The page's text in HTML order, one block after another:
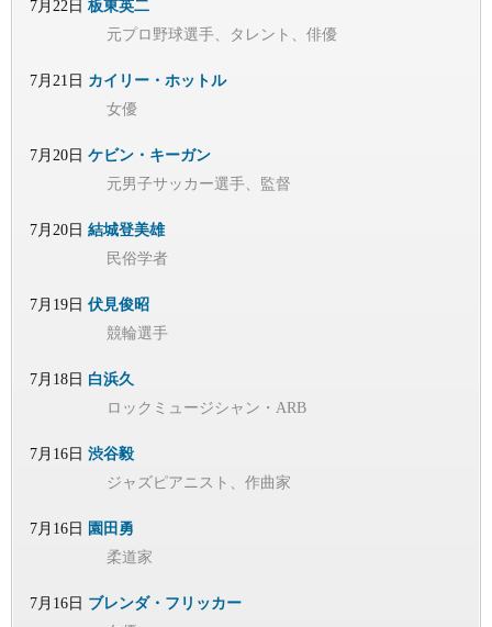
7月22日 板東英二
元プロ野球選手、タレント、俳優
7月21日 カイリー・ホットル
女優
7月20日 ケビン・キーガン
元男子サッカー選手、監督
7月20日 結城登美雄
民俗学者
7月19日 伏見俊昭
競輪選手
7月18日 白浜久
ロックミュージシャン・ARB
7月16日 渋谷毅
ジャズピアニスト、作曲家
7月16日 園田勇
柔道家
7月16日 ブレンダ・フリッカー